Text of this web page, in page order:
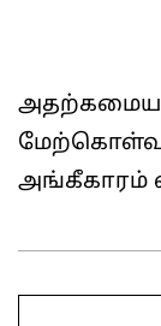
அதற்கமைய
அங்கீகாரம்
11-